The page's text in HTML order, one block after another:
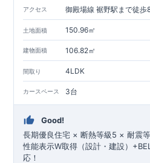
アクセス 御殿場線 裾野駅まで徒歩
土地面積 150.96㎡
建物面積 106.82㎡
間取り 4LDK
カースペース 3台
Good!
長期優良住宅 × 断熱等級5 × 耐震
性能表示W取得（設計・建設）
応！